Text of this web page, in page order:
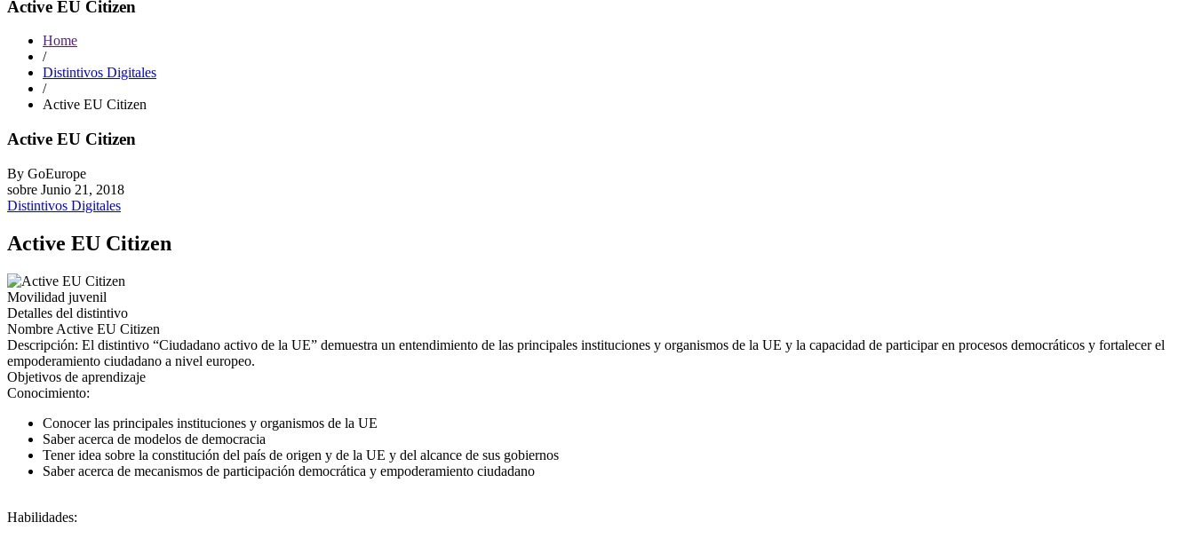
Active EU Citizen
Home
/
Distintivos Digitales
/
Active EU Citizen
Active EU Citizen
By GoEurope
sobre Junio 21, 2018
Distintivos Digitales
Active EU Citizen
Movilidad juvenil
Detalles del distintivo
Nombre Active EU Citizen
Descripción: El distintivo “Ciudadano activo de la UE” demuestra un entendimiento de las principales instituciones y organismos de la UE y la capacidad de participar en procesos democráticos y fortalecer el
empoderamiento ciudadano a nivel europeo.
Objetivos de aprendizaje
Conocimiento:
Conocer las principales instituciones y organismos de la UE
Saber acerca de modelos de democracia
Tener idea sobre la constitución del país de origen y de la UE y del alcance de sus gobiernos
Saber acerca de mecanismos de participación democrática y empoderamiento ciudadano
Habilidades: